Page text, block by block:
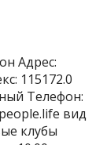
Адрес:
115172.0
Телефон:
вид
клубы